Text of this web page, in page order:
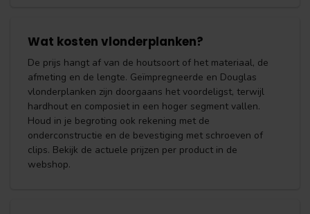
Wat kosten vlonderplanken?
De prijs hangt af van de houtsoort of het materiaal, de
afmeting en de lengte. Geïmpregneerde en Douglas
vlonderplanken zijn doorgaans het voordeligst, terwijl
hardhout en composiet in een hoger segment vallen.
Houd in je begroting ook rekening met de
onderconstructie en de bevestiging met schroeven of
clips. Bekijk de actuele prijzen per product in de
webshop.